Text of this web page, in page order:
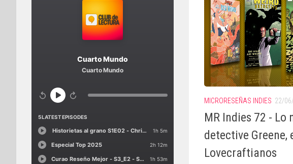
MICRORESEÑAS INDIES 22/
MR Indies 72 - Lo
detective
Lovecraftianos